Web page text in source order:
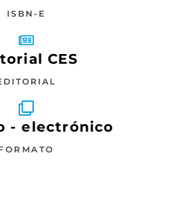
ISBN-E
CES
- electrónico